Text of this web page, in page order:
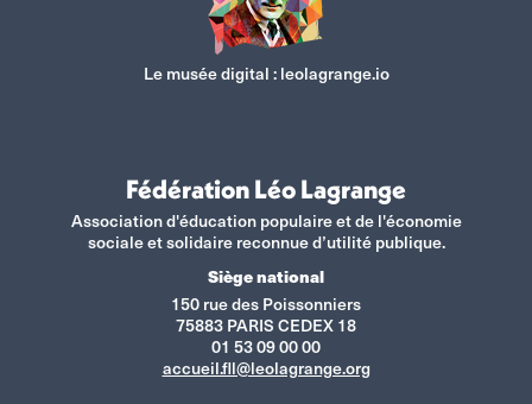
Le musée digital : leolagrange.io
Fédération Léo Lagrange
Association d'éducation populaire et de l'économie
sociale et solidaire reconnue d’utilité publique.
Siège national
150 rue des Poissonniers
75883 PARIS CEDEX 18
01 53 09 00 00
accueil.fll@leolagrange.org